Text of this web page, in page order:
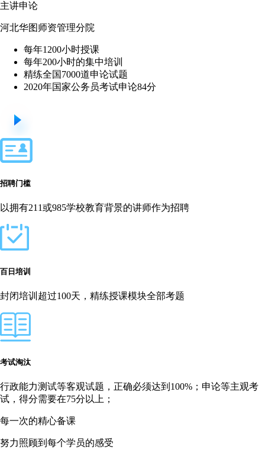
主讲申论
河北华图师资管理分院
每年1200小时授课
每年200小时的集中培训
精练全国7000道申论试题
2020年国家公务员考试申论84分
招聘门槛
以拥有211或985学校教育背景的讲师作为招聘
百日培训
封闭培训超过100天，精练授课模块全部考题
考试淘汰
行政能力测试等客观试题，正确必须达到100%；申论等主观考
试，得分需要在75分以上；
每一次的精心备课
努力照顾到每个学员的感受